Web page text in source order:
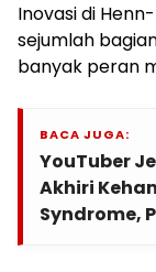
Inovasi di
sejumlah
banyak peran
BACA JUGA:
YouTuber
Akhiri
Syndrome,